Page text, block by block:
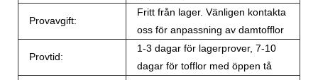
Provavgift:
Fritt från lager. Vänligen kontakta
oss för anpassning av damtofflor
Provtid:
1-3 dagar för lagerprover, 7-10
dagar för tofflor med öppen tå